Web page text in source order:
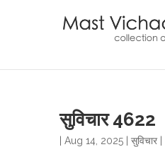
सुविचार 4622
| Aug 14, 2025 | सुविचार